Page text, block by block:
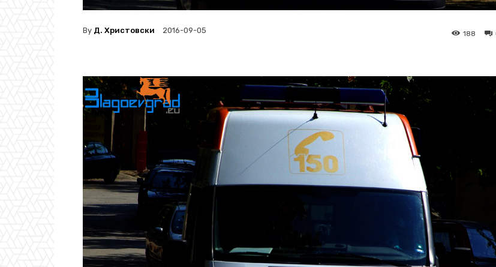
By Д. Христовски 2016-09-05 188